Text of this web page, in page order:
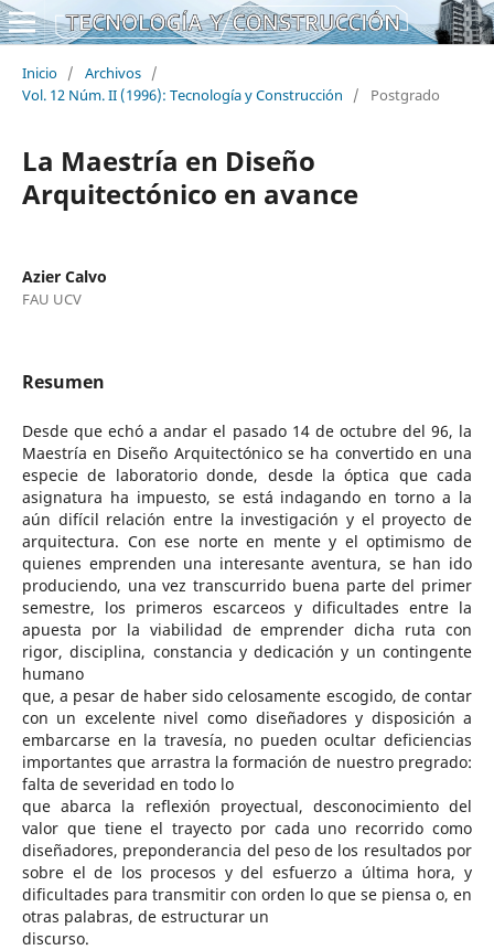
Inicio / Archivos /
Vol. 12 Núm. II (1996): Tecnología y Construcción
/ Postgrado
La Maestría en Diseño
Arquitectónico en avance
Azier Calvo
FAU UCV
Resumen
Desde que echó a andar el pasado 14 de octubre del 96, la
Maestría en Diseño Arquitectónico se ha convertido en una
especie de laboratorio donde, desde la óptica que cada
asignatura ha impuesto, se está indagando en torno a la
aún difícil relación entre la investigación y el proyecto de
arquitectura. Con ese norte en mente y el optimismo de
quienes emprenden una interesante aventura, se han ido
produciendo, una vez transcurrido buena parte del primer
semestre, los primeros escarceos y dificultades entre la
apuesta por la viabilidad de emprender dicha ruta con
rigor, disciplina, constancia y dedicación y un contingente
humano
que, a pesar de haber sido celosamente escogido, de contar
con un excelente nivel como diseñadores y disposición a
embarcarse en la travesía, no pueden ocultar deficiencias
importantes que arrastra la formación de nuestro pregrado:
falta de severidad en todo lo
que abarca la reflexión proyectual, desconocimiento del
valor que tiene el trayecto por cada uno recorrido como
diseñadores, preponderancia del peso de los resultados por
sobre el de los procesos y del esfuerzo a última hora, y
dificultades para transmitir con orden lo que se piensa o, en
otras palabras, de estructurar un
discurso.